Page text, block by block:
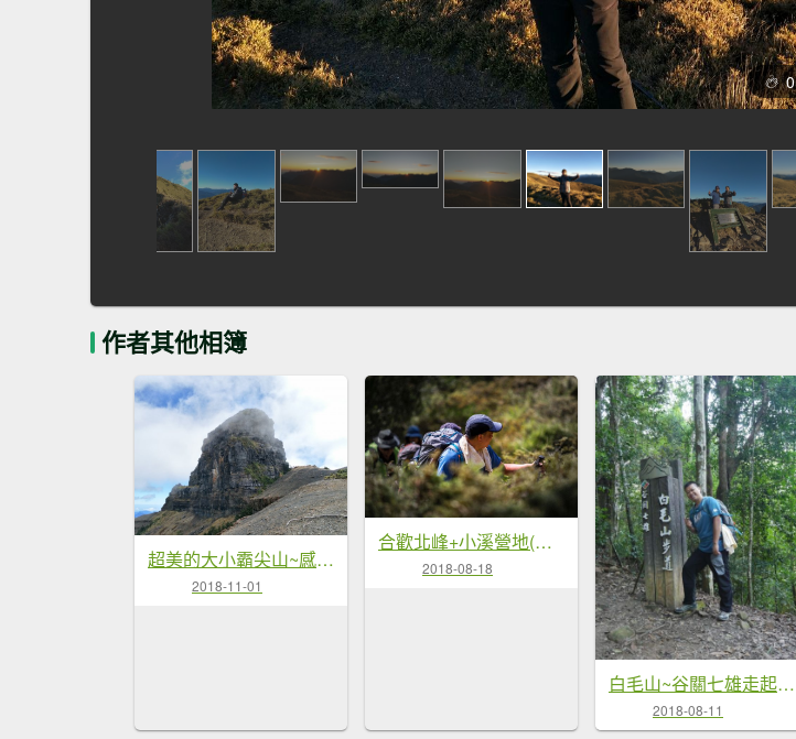
0
作者其他相簿
超美的大小霸尖山~感謝攻頂時雲散現藍天
2018-11-01
合歡北峰+小溪營地(小O型路線)~水啦~
2018-08-18
白毛山~谷關七雄走起來是相較輕鬆且展望好
2018-08-11